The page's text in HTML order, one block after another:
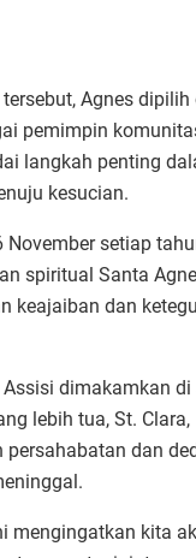
Agnes dipilih
pemimpin
langkah penting
kesucian.
setiap
spiritual Santa
keajaiban dan
dimakamkan
lebih tua, St. Clara,
persahabatan dan
mengingatkan kita